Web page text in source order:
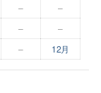
– –
–
–
– 12月